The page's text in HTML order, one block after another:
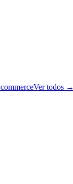
Ver todos →